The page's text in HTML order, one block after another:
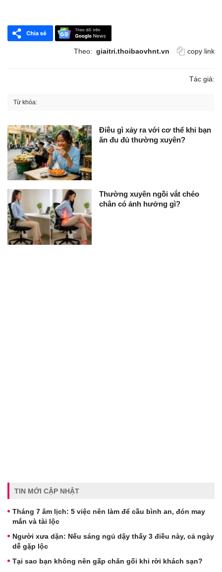
Theo: giaitri.thoibaovhnt.vn copy link
Tác giả:
Từ khóa:
Điều gì xảy ra với cơ thể khi bạn
ăn đu đủ thường xuyên?
Thường xuyên ngồi vắt chéo
chân có ảnh hưởng gì?
TIN MỚI CẬP NHẬT
Tháng 7 âm lịch: 5 việc nên làm để cầu bình an, đón may
mắn và tài lộc
Người xưa dặn: Nếu sáng ngủ dậy thấy 3 điều này, cả ngày
dễ gặp lộc
Tại sao bạn không nên gấp chăn gối khi rời khách sạn?